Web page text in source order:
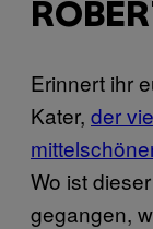
Erinnert ihr
Kater, der
Wo ist
gegangen,